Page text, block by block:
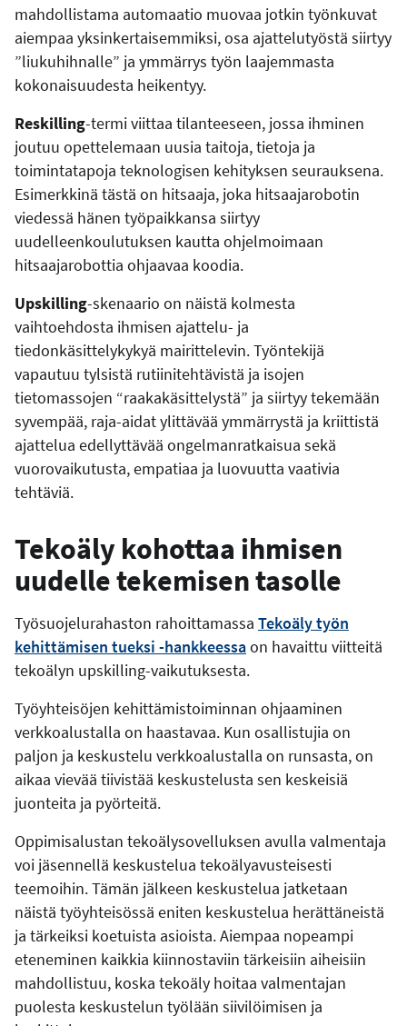
mahdollistama automaatio muovaa jotkin työnkuvat
aiempaa yksinkertaisemmiksi, osa ajattelutyöstä siirtyy
”liukuhihnalle” ja ymmärrys työn laajemmasta
kokonaisuudesta heikentyy.
Reskilling-termi viittaa tilanteeseen, jossa ihminen
joutuu opettelemaan uusia taitoja, tietoja ja
toimintatapoja teknologisen kehityksen seurauksena.
Esimerkkinä tästä on hitsaaja, joka hitsaajarobotin
viedessä hänen työpaikkansa siirtyy
uudelleenkoulutuksen kautta ohjelmoimaan
hitsaajarobottia ohjaavaa koodia.
Upskilling-skenaario on näistä kolmesta
vaihtoehdosta ihmisen ajattelu- ja
tiedonkäsittelykykyä mairittelevin. Työntekijä
vapautuu tylsistä rutiinitehtävistä ja isojen
tietomassojen “raakakäsittelystä” ja siirtyy tekemään
syvempää, raja-aidat ylittävää ymmärrystä ja kriittistä
ajattelua edellyttävää ongelmanratkaisua sekä
vuorovaikutusta, empatiaa ja luovuutta vaativia
tehtäviä.
Tekoäly kohottaa ihmisen
uudelle tekemisen tasolle
Työsuojelurahaston rahoittamassa Tekoäly työn
kehittämisen tueksi -hankkeessaon havaittu viitteitä
tekoälyn upskilling-vaikutuksesta.
Työyhteisöjen kehittämistoiminnan ohjaaminen
verkkoalustalla on haastavaa. Kun osallistujia on
paljon ja keskustelu verkkoalustalla on runsasta, on
aikaa vievää tiivistää keskustelusta sen keskeisiä
juonteita ja pyörteitä.
Oppimisalustan tekoälysovelluksen avulla valmentaja
voi jäsennellä keskustelua tekoälyavusteisesti
teemoihin. Tämän jälkeen keskustelua jatketaan
näistä työyhteisössä eniten keskustelua herättäneistä
ja tärkeiksi koetuista asioista. Aiempaa nopeampi
eteneminen kaikkia kiinnostaviin tärkeisiin aiheisiin
mahdollistuu, koska tekoäly hoitaa valmentajan
puolesta keskustelun työlään siivilöimisen ja